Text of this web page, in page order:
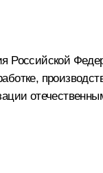
Российской